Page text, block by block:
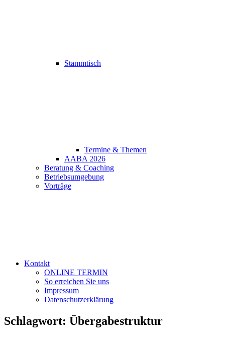
Stammtisch
Termine & Themen
AABA 2026
Beratung & Coaching
Betriebsumgebung
Vorträge
Kontakt
ONLINE TERMIN
So erreichen Sie uns
Impressum
Datenschutzerklärung
Schlagwort: Übergabestruktur